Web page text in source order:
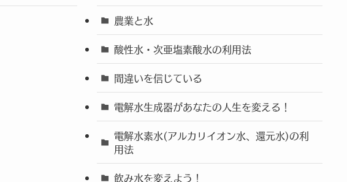
農業と水
酸性水・次亜塩素酸水の利用法
間違いを信じている
電解水生成器があなたの人生を変える！
電解水素水(アルカリイオン水、還元水)の利
用法
飲み水を変えよう！